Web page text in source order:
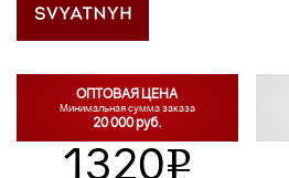
ОПТОВАЯ ЦЕНА
Минимальная сумма заказа
20 000 руб.
1320v